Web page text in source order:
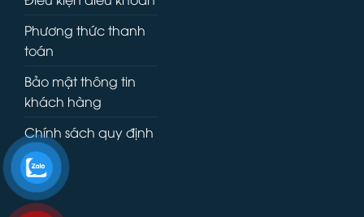
Phương thức thanh
toán
Bảo mật thông tin
khách hàng
Chính sách quy định